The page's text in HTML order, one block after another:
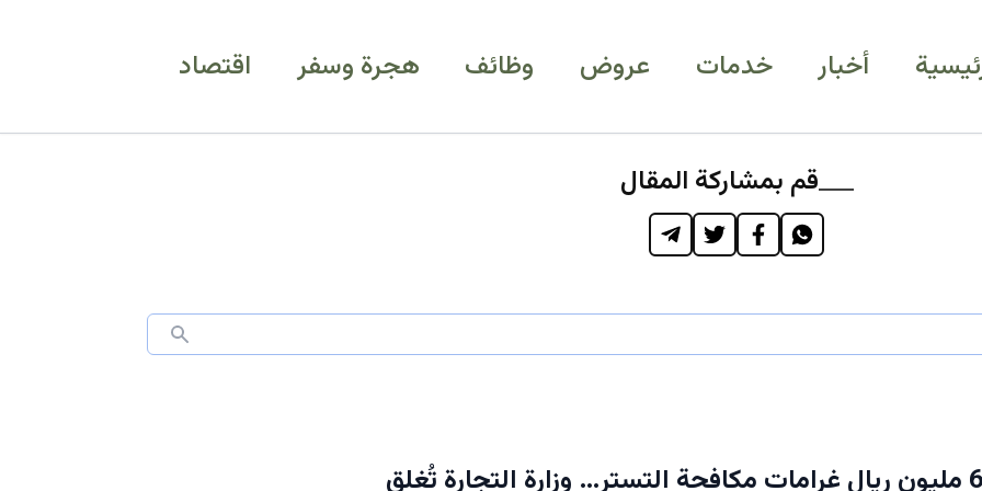
أخبار خدمات عروض وظائف هجرة وسفر اقتصاد
قم بمشاركة المقال
عاجل: 68.2 مليون ريال غرامات مكافحة التستر… وزارة التجارة تُغلق